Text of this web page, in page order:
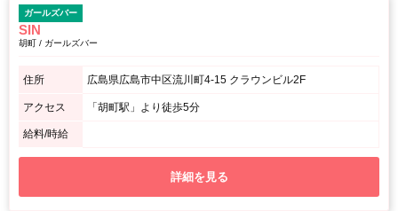
ガールズバー
SIN
胡町 / ガールズバー
住所 広島県広島市中区流川町4-15 クラウンビル2F
アクセス 「胡町駅」より徒歩5分
給料/時給
詳細を見る